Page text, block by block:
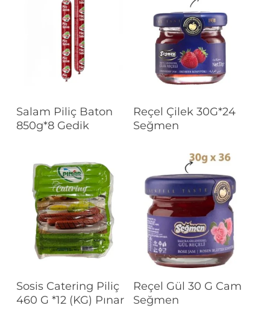
Devamını Oku
Salam Piliç Baton
850g*8 Gedik
Devamını Oku
Reçel Çilek 30G*24
Seğmen
Devamını Oku
Sosis Catering Piliç
460 G *12 (KG) Pınar
Devamını Oku
Reçel Gül 30 G Cam
Seğmen